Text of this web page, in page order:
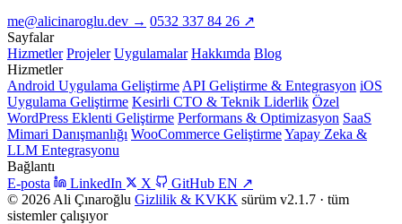
me@alicinaroglu.dev → 0532 337 84 26 ↗
Sayfalar
Hizmetler Projeler Uygulamalar Hakkımda Blog
Hizmetler
Android Uygulama Geliştirme API Geliştirme & Entegrasyon iOS
Uygulama Geliştirme Kesirli CTO & Teknik Liderlik Özel
WordPress Eklenti Geliştirme Performans & Optimizasyon SaaS
Mimari Danışmanlığı WooCommerce GeliştirmeYapay Zeka &
LLM Entegrasyonu
Bağlantı
E-posta
LinkedIn X GitHub EN ↗
© 2026 Ali Çınaroğlu Gizlilik & KVKK sürüm v2.1.7 · tüm
sistemler çalışıyor